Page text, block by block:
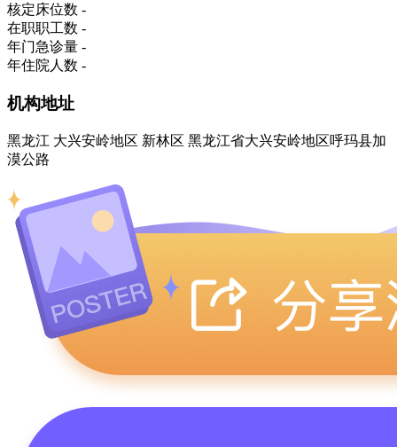
核定床位数 -
在职职工数 -
年门急诊量 -
年住院人数 -
机构地址
黑龙江 大兴安岭地区 新林区 黑龙江省大兴安岭地区呼玛县加
漠公路